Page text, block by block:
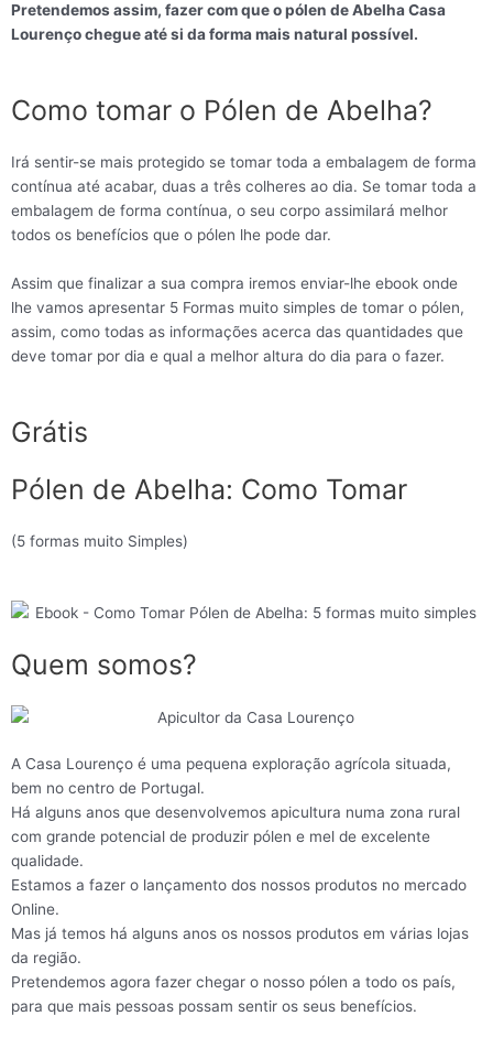
Pretendemos assim, fazer com que o pólen de Abelha Casa
Lourenço chegue até si da forma mais natural possível.
Como tomar o Pólen de Abelha?
Irá sentir-se mais protegido se tomar toda a embalagem de forma
contínua até acabar, duas a três colheres ao dia. Se tomar toda a
embalagem de forma contínua, o seu corpo assimilará melhor
todos os benefícios que o pólen lhe pode dar.
Assim que finalizar a sua compra iremos enviar-lhe ebook onde
lhe vamos apresentar 5 Formas muito simples de tomar o pólen,
assim, como todas as informações acerca das quantidades que
deve tomar por dia e qual a melhor altura do dia para o fazer.
Grátis
Pólen de Abelha: Como Tomar
(5 formas muito Simples)
Quem somos?
A Casa Lourenço é uma pequena exploração agrícola situada,
bem no centro de Portugal.
Há alguns anos que desenvolvemos apicultura numa zona rural
com grande potencial de produzir pólen e mel de excelente
qualidade.
Estamos a fazer o lançamento dos nossos produtos no mercado
Online.
Mas já temos há alguns anos os nossos produtos em várias lojas
da região.
Pretendemos agora fazer chegar o nosso pólen a todo os país,
para que mais pessoas possam sentir os seus benefícios.